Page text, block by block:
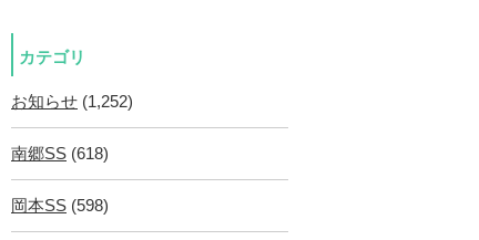
カテゴリ
お知らせ (1,252)
南郷SS (618)
岡本SS (598)